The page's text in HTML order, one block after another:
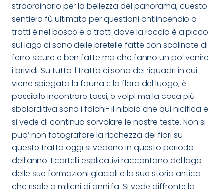
straordinario per la bellezza del panorama, questo
sentiero fù ultimato per questioni antiincendio a
tratti è nel bosco e a tratti dove la roccia è a picco
sul lago ci sono delle bretelle fatte con scalinate di
ferro sicure e ben fatte ma che fanno un po’ venire
i brividi. Su tutto il tratto ci sono dei riquadri in cui
viene spiegata la fauna e la flora del luogo, è
possibile incontrare tassi, e volpi ma la cosa più
sbalorditiva sono i falchi- il nibbio che qui nidifica e
si vede di continuo sorvolare le nostre teste. Non si
puo’ non fotografare la ricchezza dei fiori su
questo tratto oggi si vedono in questo periodo
dell’anno. I cartelli esplicativi raccontano del lago
delle sue formazioni glaciali e la sua storia antica
che risale a milioni di anni fa. Si vede diffronte la